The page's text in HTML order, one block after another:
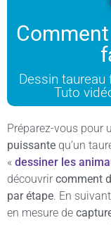
Dessin
Tuto
Préparez-vous pour
puissante qu’un
« dessiner les
découvrir comment
par étape. En
en mesure de